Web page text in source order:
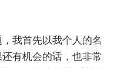
我首先以我个人的名
有机会的话，也非常